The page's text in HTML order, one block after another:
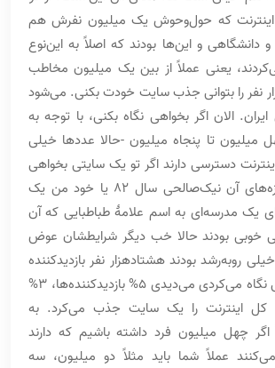
اینترنت که حول‌وحوش یک میلیون نفرش هم
و این‌ها بودند که اصلاً به این‌نوع
یعنی عملاً از بین یک میلیون مخاطب
نفر را بتوانی جذب سایت خودت بکنی. می‌شود
ایران. الان اگر بخواهی نگاه بکنی، با توجه به
میلیون تا پنجاه میلیون -حالا عددها خیلی
دسترسی دارند اگر تو یک سایتی بخواهی
بزنی در حد و اندازه‌های آن نیک‌صالحی سال 82 یا خود من یک
یک مدرسه‌ای به اسم علامۀ طباطبایی که آن
خوبی بودند حالا خب دیگر شرایطشان عوض
رو‌به‌رشد بودند هشتادهزار نفر بازدیدکننده
در روز داشت. یعنی نگاه می‌کردی می‌دیدی 5% بازدیدکننده‌ها، 3%
کل اینترنت را یک سایت جذب می‌کرد. به
چهل میلیون فرد داشته باشیم که دارند
می‌کنند عملاً شما باید مثلاً دو میلیون، سه